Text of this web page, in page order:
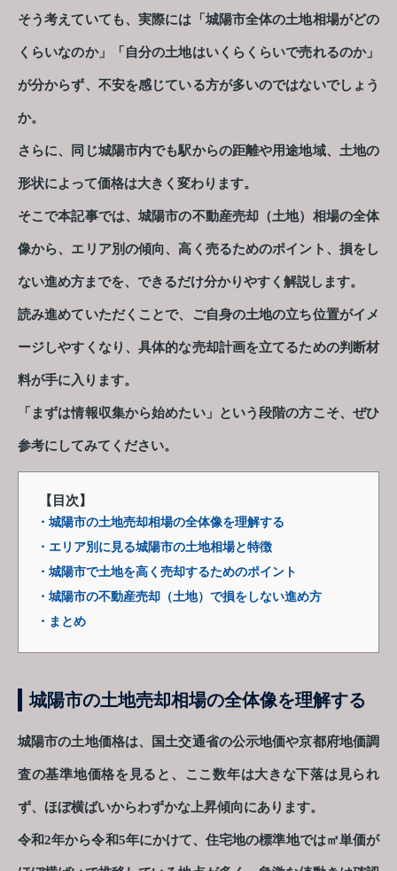
そう考えていても、実際には「城陽市全体の土地相場がどの
くらいなのか」「自分の土地はいくらくらいで売れるのか」
が分からず、不安を感じている方が多いのではないでしょう
か。
さらに、同じ城陽市内でも駅からの距離や用途地域、土地の
形状によって価格は大きく変わります。
そこで本記事では、城陽市の不動産売却（土地）相場の全体
像から、エリア別の傾向、高く売るためのポイント、損をし
ない進め方までを、できるだけ分かりやすく解説します。
読み進めていただくことで、ご自身の土地の立ち位置がイメ
ージしやすくなり、具体的な売却計画を立てるための判断材
料が手に入ります。
「まずは情報収集から始めたい」という段階の方こそ、ぜひ
参考にしてみてください。
【目次】
・城陽市の土地売却相場の全体像を理解する
・エリア別に見る城陽市の土地相場と特徴
・城陽市で土地を高く売却するためのポイント
・城陽市の不動産売却（土地）で損をしない進め方
・まとめ
城陽市の土地売却相場の全体像を理解する
城陽市の土地価格は、国土交通省の公示地価や京都府地価調
査の基準地価格を見ると、ここ数年は大きな下落は見られ
ず、ほぼ横ばいからわずかな上昇傾向にあります。
令和2年から令和5年にかけて、住宅地の標準地では㎡単価が